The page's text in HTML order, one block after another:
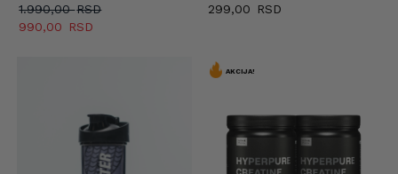
1.990,00
Originalna
990,00
299,00
AKCIJA!